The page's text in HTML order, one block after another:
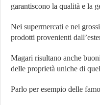
garantiscono la qualità e la
Nei supermercati e nei
prodotti provenienti
Magari risultano anche
delle proprietà uniche di
Parlo per esempio delle